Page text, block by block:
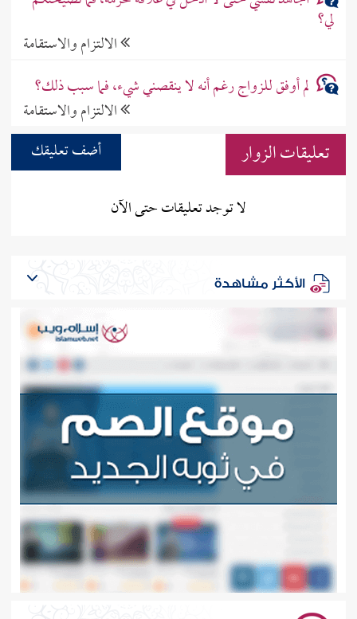
لي؟
الالتزام والاستقامة
لم أوفق للزواج رغم أنه لا ينقصني شيء، فما سبب ذلك؟
الالتزام والاستقامة
تعليقات الزوار
أضف تعليقك
لا توجد تعليقات حتى الآن
الأكثر مشاهدة